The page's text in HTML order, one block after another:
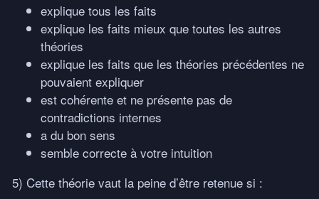
explique tous les faits
explique les faits mieux que toutes les autres
théories
explique les faits que les théories précédentes ne
pouvaient expliquer
est cohérente et ne présente pas de
contradictions internes
a du bon sens
semble correcte à votre intuition
5) Cette théorie vaut la peine d’être retenue si :